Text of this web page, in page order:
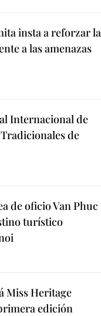
insta a reforzar la
a las amenazas
Internacional de
de
de oficio Van Phuc
turístico
Miss Heritage
edición